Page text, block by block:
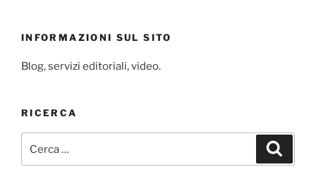
INFORMAZIONI SUL SITO
Blog, servizi editoriali, video.
RICERCA